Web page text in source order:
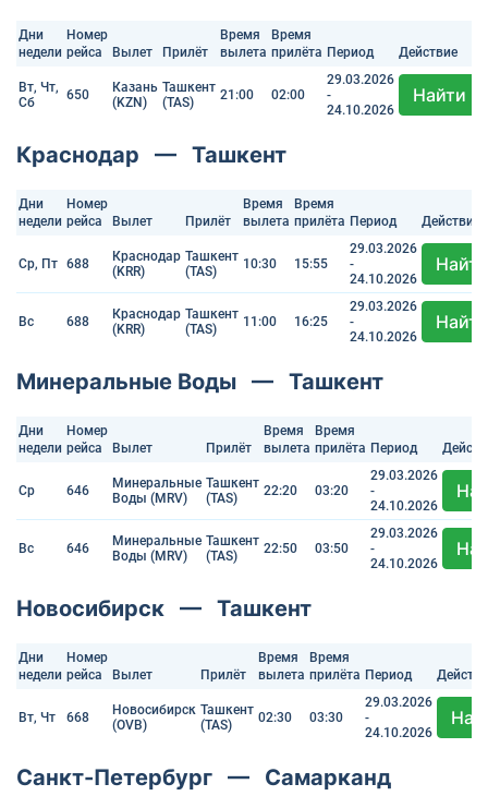
Дни
недели
Номер
рейса
Вылет Прилёт
Время
вылета
Время
прилёта Период Действие
Вт, Чт,
Сб
650
Казань
(KZN)
Ташкент
(TAS)
21:00 02:00
29.03.2026
-
24.10.2026
Найти
Краснодар — Ташкент
Дни
недели
Номер
рейса
Вылет Прилёт
Время
вылета
Время
прилёта Период Действие
Ср, Пт 688
Краснодар
(KRR)
Ташкент
(TAS)
10:30 15:55
29.03.2026
-
24.10.2026
Найти
Вс 688
Краснодар
(KRR)
Ташкент
(TAS)
11:00 16:25
29.03.2026
-
24.10.2026
Найти
Минеральные Воды — Ташкент
Дни
недели
Номер
рейса
Вылет Прилёт
Время
вылета
Время
прилёта Период
Ср 646
Минеральные
Воды (MRV)
Ташкент
(TAS)
22:20 03:20
29.03.2026
-
24.10.2026
Вс 646
Минеральные
Воды (MRV)
Ташкент
(TAS)
22:50 03:50
29.03.2026
-
24.10.2026
Новосибирск — Ташкент
Дни
недели
Номер
рейса
Вылет Прилёт
Время
вылета
Время
прилёта Период
Вт, Чт 668
Новосибирск
(OVB)
Ташкент
(TAS)
02:30 03:30
29.03.2026
-
24.10.2026
Санкт-Петербург — Самарканд